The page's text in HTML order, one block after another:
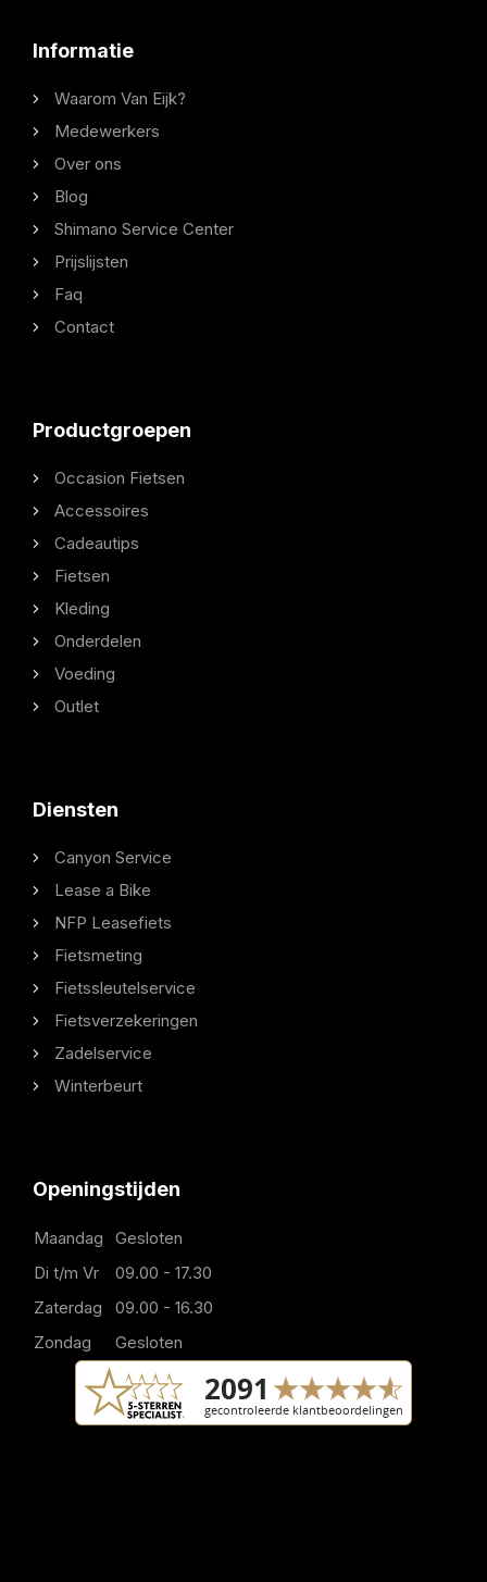
Informatie
Waarom Van Eijk?
Medewerkers
Over ons
Blog
Shimano Service Center
Prijslijsten
Faq
Contact
Productgroepen
Occasion Fietsen
Accessoires
Cadeautips
Fietsen
Kleding
Onderdelen
Voeding
Outlet
Diensten
Canyon Service
Lease a Bike
NFP Leasefiets
Fietsmeting
Fietssleutelservice
Fietsverzekeringen
Zadelservice
Winterbeurt
Openingstijden
Maandag
Gesloten
Di t/m Vr
09.00 - 17.30
Zaterdag
09.00 - 16.30
Zondag
Gesloten